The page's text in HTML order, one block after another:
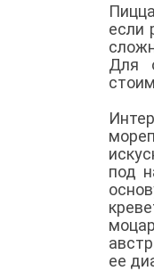
если
Для
под
ее